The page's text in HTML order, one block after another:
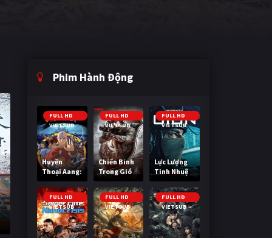
Phim Hành Động
FULL HD
VIETSUB
Huyền
Thoại Aang:
Tiết Khí Sư
Cuối Cùng
FULL HD
VIETSUB
Chiến Binh
Trong Gió
FULL HD
VIETSUB
Lực Lượng
Tinh Nhuệ
FULL HD
VIETSUB
FULL HD
VIETSUB
FULL HD
VIETSUB